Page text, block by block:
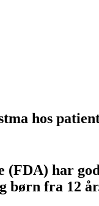
hos
(FDA) har
børn fra 12